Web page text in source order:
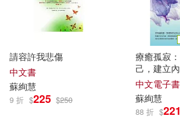
蘇益賢(16)
陳根(16)
（奧）涅斯特林格(16)
布克文化(94) 清涼音文化
廈門大學出版社(93)
文匯出版社(93) 東雨文化(92)
請容許我悲傷
中文書
蘇絢慧
9 折 $225 $250
療癒孤寂
己，建立
與他人連
書)
中文電子書
蘇絢慧
88 折 $221